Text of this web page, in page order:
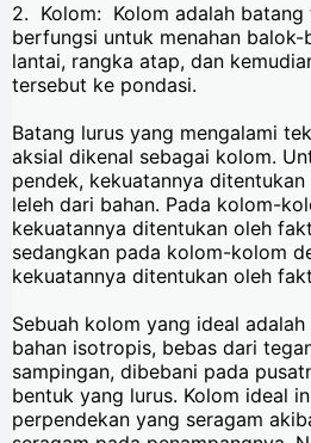
2. Kolom: Kolom adalah batang
berfungsi untuk menahan
lantai, rangka atap, dan
tersebut ke pondasi.
Batang lurus yang mengalami
aksial dikenal sebagai kolom.
pendek, kekuatannya
leleh dari bahan. Pada kolom-
kekuatannya ditentukan oleh
sedangkan pada kolom-kolom
kekuatannya ditentukan oleh
Sebuah kolom yang ideal
bahan isotropis, bebas dari
sampingan, dibebani pada
bentuk yang lurus. Kolom ideal
perpendekan yang seragam